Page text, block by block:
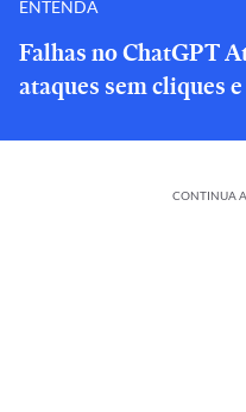
ENTENDA
Falhas no ChatGPT
ataques sem cliques
CONTINUA